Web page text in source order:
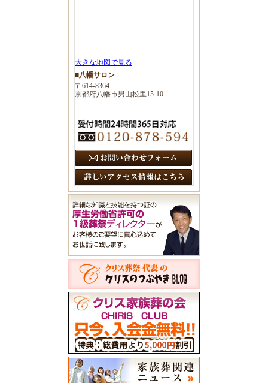
大きな地図で見る
■八幡サロン
〒614-8364
京都府八幡市男山松里15-10